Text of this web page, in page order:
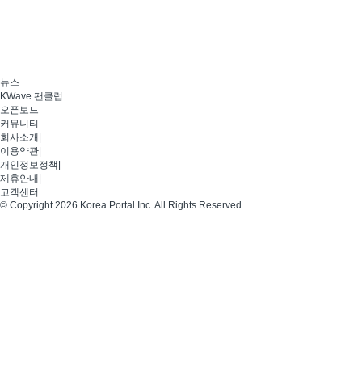
뉴스
KWave 팬클럽
오픈보드
커뮤니티
회사소개
이용약관
개인정보정책
제휴안내
고객센터
© Copyright 2026 Korea Portal Inc. All Rights Reserved.